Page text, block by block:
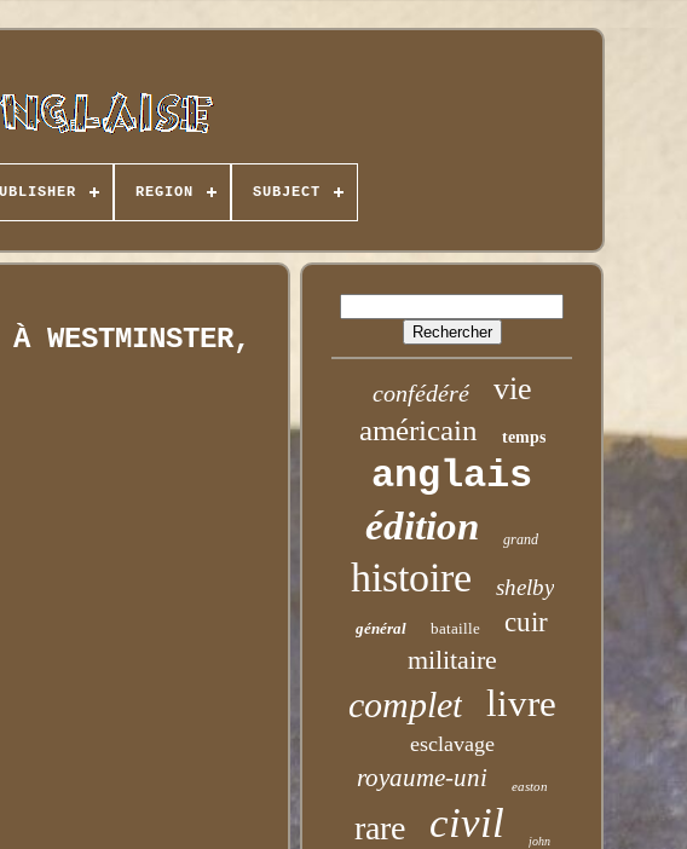
REGION SUBJECT
WESTMINSTER,
confédéré vie
américain temps
anglais
édition grand
histoire shelby
général bataille
cuir
militaire
complet livre
esclavage
royaume-uni easton
rare civil john